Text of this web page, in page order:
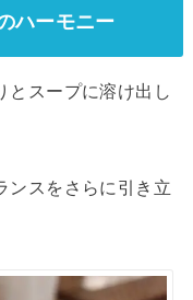
ハーモニー
とスープに溶け出し
ンスをさらに引き立